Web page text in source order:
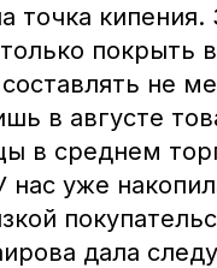
точка
покрыть
не
в августе
в среднем
нас уже
дала